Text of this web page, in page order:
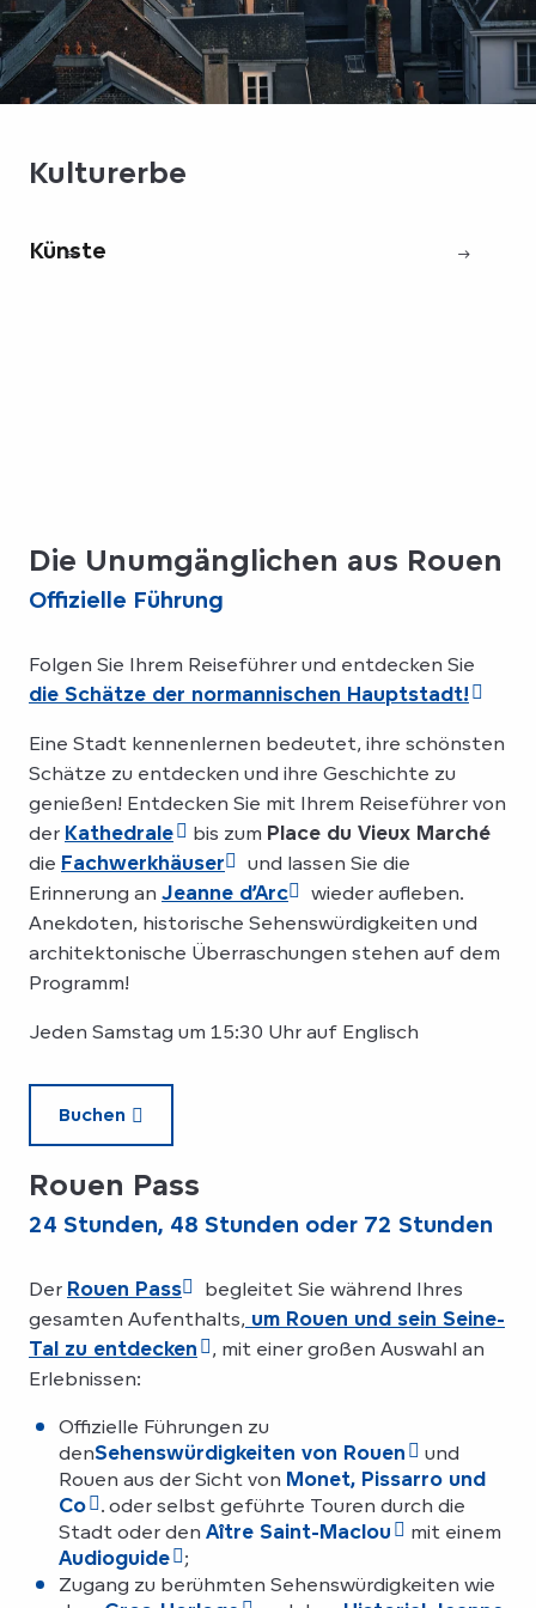
Kulturerbe
Künste
Die Unumgänglichen aus Rouen
Offizielle Führung
Folgen Sie Ihrem Reiseführer und entdecken Sie
die Schätze der normannischen Hauptstadt!
Eine Stadt kennenlernen bedeutet, ihre schönsten
Schätze zu entdecken und ihre Geschichte zu
genießen! Entdecken Sie mit Ihrem Reiseführer von
der Kathedrale bis zum Place du Vieux Marché
die Fachwerkhäuser
und lassen Sie die
Erinnerung an Jeanne d’Arc
wieder aufleben.
Anekdoten, historische Sehenswürdigkeiten und
architektonische Überraschungen stehen auf dem
Programm!
Jeden Samstag um 15:30 Uhr auf Englisch
Buchen
Rouen Pass
24 Stunden, 48 Stunden oder 72 Stunden
Der Rouen Pass
begleitet Sie während Ihres
gesamten Aufenthalts, um Rouen und sein Seine-
Tal zu entdecken
, mit einer großen Auswahl an
Erlebnissen:
Offizielle Führungen zu
denSehenswürdigkeiten von Rouen
und
Rouen aus der Sicht von Monet, Pissarro und
Co
. oder selbst geführte Touren durch die
Stadt oder den Aître Saint-Maclou
mit einem
Audioguide
;
Zugang zu berühmten Sehenswürdigkeiten wie